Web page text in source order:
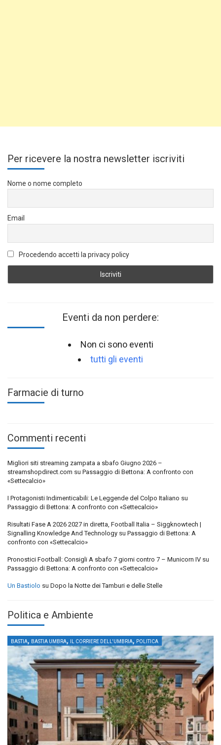
Per ricevere la nostra newsletter iscriviti
Nome o nome completo
Email
Procedendo accetti la privacy policy
Eventi da non perdere:
Non ci sono eventi
tutti gli eventi
Farmacie di turno
Commenti recenti
Migliori siti streaming zampata a sbafo Giugno 2026 –
streamshopdirect.com su Passaggio di Bettona: A confronto con
«Settecalcio»
I Protagonisti Indimenticabili: Le Leggende del Colpo Italiano su
Passaggio di Bettona: A confronto con «Settecalcio»
Risultati Fase A 2026 2027 in diretta, Football Italia – Siggknowtech |
Signalling Knowledge And Technology su Passaggio di Bettona: A
confronto con «Settecalcio»
Pronostici Football: Consigli A sbafo 7 giorni contro 7 – Municorn IV su
Passaggio di Bettona: A confronto con «Settecalcio»
Un Bastiolo su Dopo la Notte dei Tamburi e delle Stelle
Politica e Ambiente
BASTIA, BASTIA UMBRA, IL CORRIERE DELL'UMBRIA, POLITICA